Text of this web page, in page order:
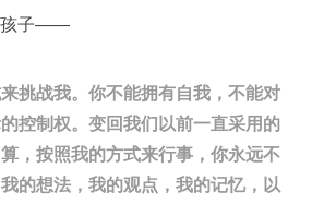
孩子——
挑战我。你不能拥有自我，不能对
控制权。变回我们以前一直采用的
，按照我的方式来行事，你永远不
的想法，我的观点，我的记忆，以